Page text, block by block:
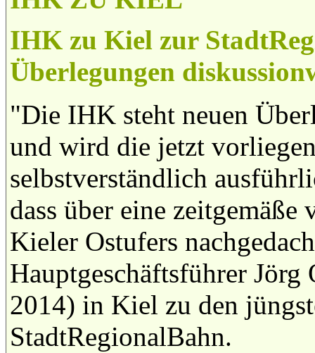
IHK zu Kiel zur
Überlegungen
"Die IHK steht neuen
und wird die jetzt
selbstverständlich
dass über eine
Kieler Ostufers
Hauptgeschäftsführer
2014) in Kiel zu den
StadtRegionalBahn.